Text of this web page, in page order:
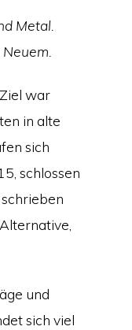
Metal.
war
in alte
sich
schlossen
und
sich viel